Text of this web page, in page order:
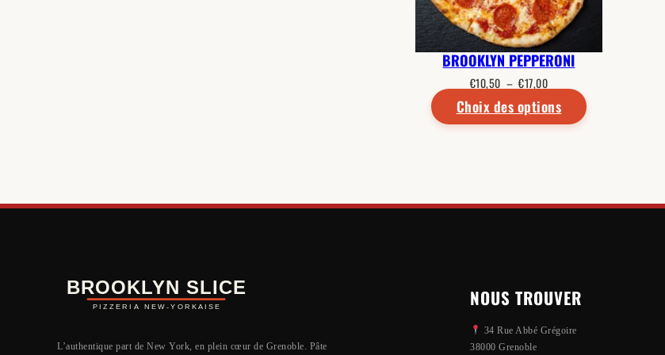
BROOKLYN PEPPERONI
€10,50 – €17,00Plage
de
prix :
€10,50
à
Choix des options
L’authentique part de New York, en plein cœur de Grenoble. Pâte
NOUS TROUVER
34 Rue Abbé Grégoire
38000 Grenoble